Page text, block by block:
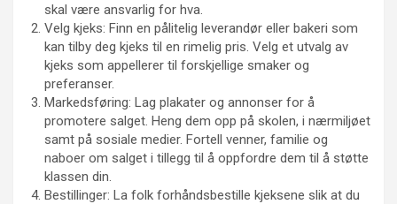
skal være ansvarlig for hva.
Velg kjeks: Finn en pålitelig leverandør eller bakeri som
kan tilby deg kjeks til en rimelig pris. Velg et utvalg av
kjeks som appellerer til forskjellige smaker og
preferanser.
Markedsføring: Lag plakater og annonser for å
promotere salget. Heng dem opp på skolen, i nærmiljøet
samt på sosiale medier. Fortell venner, familie og
naboer om salget i tillegg til å oppfordre dem til å støtte
klassen din.
Bestillinger: La folk forhåndsbestille kjeksene slik at du